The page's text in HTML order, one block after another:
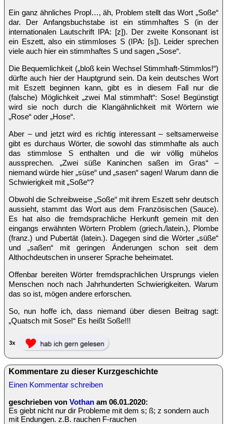
Ein ganz ähnliches Propl…, äh, Problem stellt das Wort „Soße“
dar. Der Anfangsbuchstabe ist ein stimmhaftes S (in der
internationalen Lautschrift IPA: [z]). Der zweite Konsonant ist
ein Eszett, also ein stimmloses S (IPA: [s]). Leider sprechen
viele auch hier ein stimmhaftes S und sagen „Sose“.
Die Bequemlichkeit („bloß kein Wechsel Stimmhaft-Stimmlos!“)
dürfte auch hier der Hauptgrund sein. Da kein deutsches Wort
mit Eszett beginnen kann, gibt es in diesem Fall nur die
(falsche) Möglichkeit „zwei Mal stimmhaft“: Sose! Begünstigt
wird sie noch durch die Klangähnlichkeit mit Wörtern wie
„Rose“ oder „Hose“.
Aber – und jetzt wird es richtig interessant – seltsamerweise
gibt es durchaus Wörter, die sowohl das stimmhafte als auch
das stimmlose S enthalten und die wir völlig mühelos
aussprechen. „Zwei süße Kaninchen saßen im Gras“ –
niemand würde hier „süse“ und „sasen“ sagen! Warum dann die
Schwierigkeit mit „Soße“?
Obwohl die Schreibweise „Soße“ mit ihrem Eszett sehr deutsch
aussieht, stammt das Wort aus dem Französischen (Sauce).
Es hat also die fremdsprachliche Herkunft gemein mit den
eingangs erwähnten Wörtern Problem (griech./latein.), Plombe
(franz.) und Pubertät (latein.). Dagegen sind die Wörter „süße“
und „saßen“ mit geringen Änderungen schon seit dem
Althochdeutschen in unserer Sprache beheimatet.
Offenbar bereiten Wörter fremdsprachlichen Ursprungs vielen
Menschen noch nach Jahrhunderten Schwierigkeiten. Warum
das so ist, mögen andere erforschen.
So, nun hoffe ich, dass niemand über diesen Beitrag sagt:
„Quatsch mit Sose!“ Es heißt Soße!!!
3x
Kommentare zu dieser Kurzgeschichte
Einen Kommentar schreiben
geschrieben von Vothan am 06.01.2020:
Es giebt nicht nur dir Probleme mit dem s; ß; z sondern auch
mit Endungen. z.B. rauchen F-rauchen